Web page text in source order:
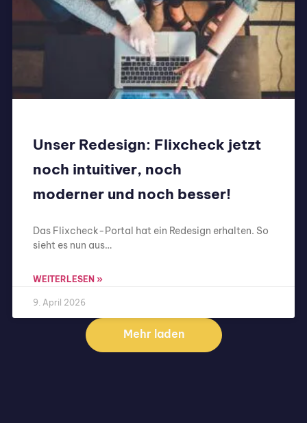
Unser Redesign: Flixcheck jetzt
noch intuitiver, noch
moderner und noch besser!
Das Flixcheck-Portal hat ein Redesign erhalten. So
sieht es nun aus…
WEITERLESEN »
9. April 2026
Mehr laden